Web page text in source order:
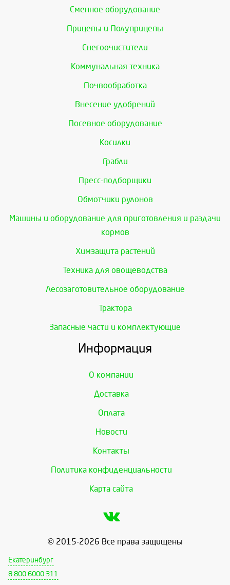
Сменное оборудование
Прицепы и Полуприцепы
Снегоочистители
Коммунальная техника
Почвообработка
Внесение удобрений
Посевное оборудование
Косилки
Грабли
Пресс-подборщики
Обмотчики рулонов
Машины и оборудование для приготовления и раздачи
кормов
Химзащита растений
Техника для овощеводства
Лесозаготовительное оборудование
Трактора
Запасные части и комплектующие
Информация
О компании
Доставка
Оплата
Новости
Контакты
Политика конфиденциальности
Карта сайта
© 2015-2026 Все права защищены
Екатеринбург
8 800 6000 311